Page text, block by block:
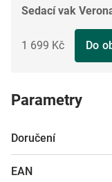
Sedací vak
1 699 Kč Do
Parametry
Doručení
EAN